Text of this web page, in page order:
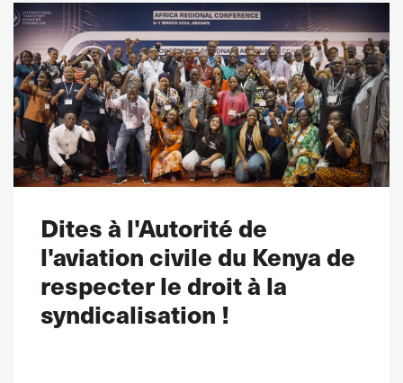
Dites à l'Autorité de
l'aviation civile du Kenya de
respecter le droit à la
syndicalisation !